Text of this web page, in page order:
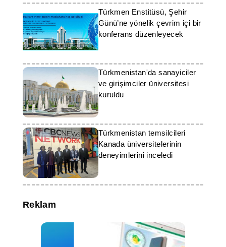
Türkmen Enstitüsü, Şehir
Günü’ne yönelik çevrim içi bir
konferans düzenleyecek
Türkmenistan'da sanayiciler
ve girişimciler üniversitesi
kuruldu
Türkmenistan temsilcileri
Kanada üniversitelerinin
deneyimlerini inceledi
Reklam